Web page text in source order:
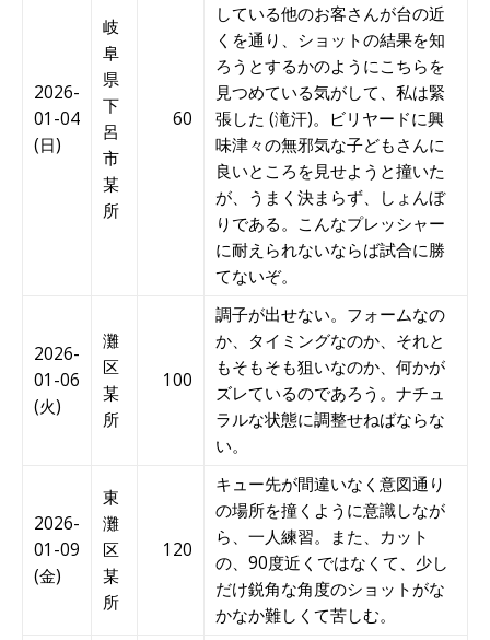
2026-
01-04
(日)
岐
阜
県
下
呂
市
某
所
60
している他のお客さんが台の近
くを通り、ショットの結果を知
ろうとするかのようにこちらを
見つめている気がして、私は緊
張した (滝汗)。ビリヤードに興
味津々の無邪気な子どもさんに
良いところを見せようと撞いた
が、うまく決まらず、しょんぼ
りである。こんなプレッシャー
に耐えられないならば試合に勝
てないぞ。
2026-
01-06
(火)
灘
区
某
所
100
調子が出せない。フォームなの
か、タイミングなのか、それと
もそもそも狙いなのか、何かが
ズレているのであろう。ナチュ
ラルな状態に調整せねばならな
い。
2026-
01-09
(金)
東
灘
区
某
所
120
キュー先が間違いなく意図通り
の場所を撞くように意識しなが
ら、一人練習。また、カット
の、90度近くではなくて、少し
だけ鋭角な角度のショットがな
かなか難しくて苦しむ。